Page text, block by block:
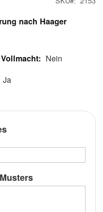
Nein
Ja